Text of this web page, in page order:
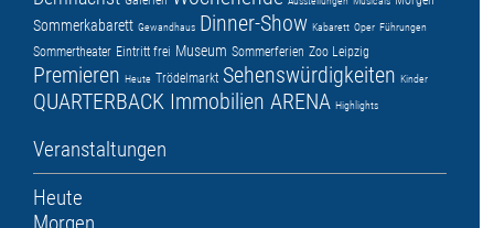
Sommerkabarett Gewandhaus Dinner-Show Kabarett Oper Führungen
Sommertheater Eintritt frei Museum Sommerferien Zoo Leipzig
Premieren Heute Trödelmarkt Sehenswürdigkeiten Kinder
QUARTERBACK Immobilien ARENA Highlights
Veranstaltungen
Heute